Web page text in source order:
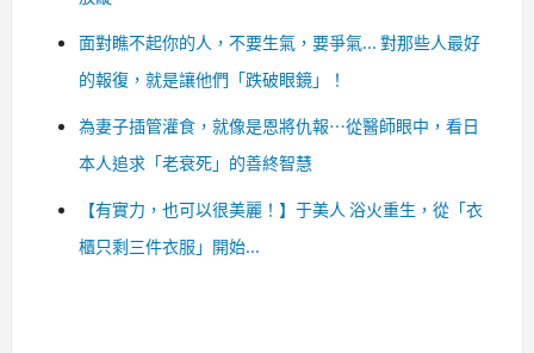
面對瞧不起你的人，不要生氣，要爭氣... 對那些人最好
的報復，就是讓他們「跌破眼鏡」！
為妻子插管灌食，就像是恩將仇報…從醫師眼中，看日
本人追求「老衰死」的善終智慧
【有實力，也可以很美麗！】于美人 浴火重生，從「衣
櫃只剩三件衣服」開始...​